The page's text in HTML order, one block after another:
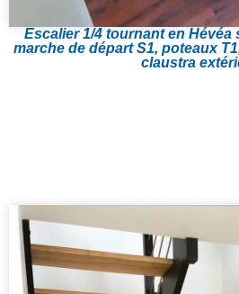
Escalier 1/4 tournant en Hévéa
marche de départ S1, poteaux
claustra